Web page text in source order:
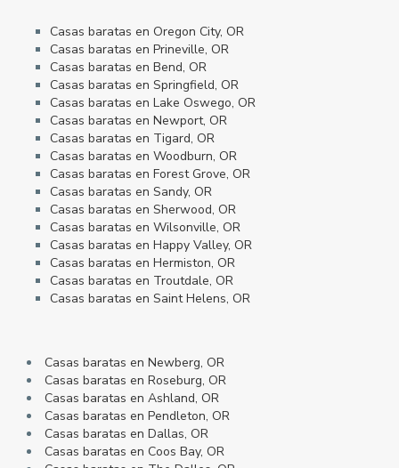
Casas baratas en Oregon City, OR
Casas baratas en Prineville, OR
Casas baratas en Bend, OR
Casas baratas en Springfield, OR
Casas baratas en Lake Oswego, OR
Casas baratas en Newport, OR
Casas baratas en Tigard, OR
Casas baratas en Woodburn, OR
Casas baratas en Forest Grove, OR
Casas baratas en Sandy, OR
Casas baratas en Sherwood, OR
Casas baratas en Wilsonville, OR
Casas baratas en Happy Valley, OR
Casas baratas en Hermiston, OR
Casas baratas en Troutdale, OR
Casas baratas en Saint Helens, OR
Casas baratas en Newberg, OR
Casas baratas en Roseburg, OR
Casas baratas en Ashland, OR
Casas baratas en Pendleton, OR
Casas baratas en Dallas, OR
Casas baratas en Coos Bay, OR